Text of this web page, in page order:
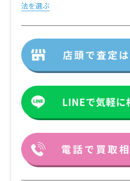
法を選ぶ